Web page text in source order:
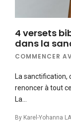
4 versets
dans la
COMMENCER
La sanctification,
renoncer à tout
La…
By Karel-Yohanna